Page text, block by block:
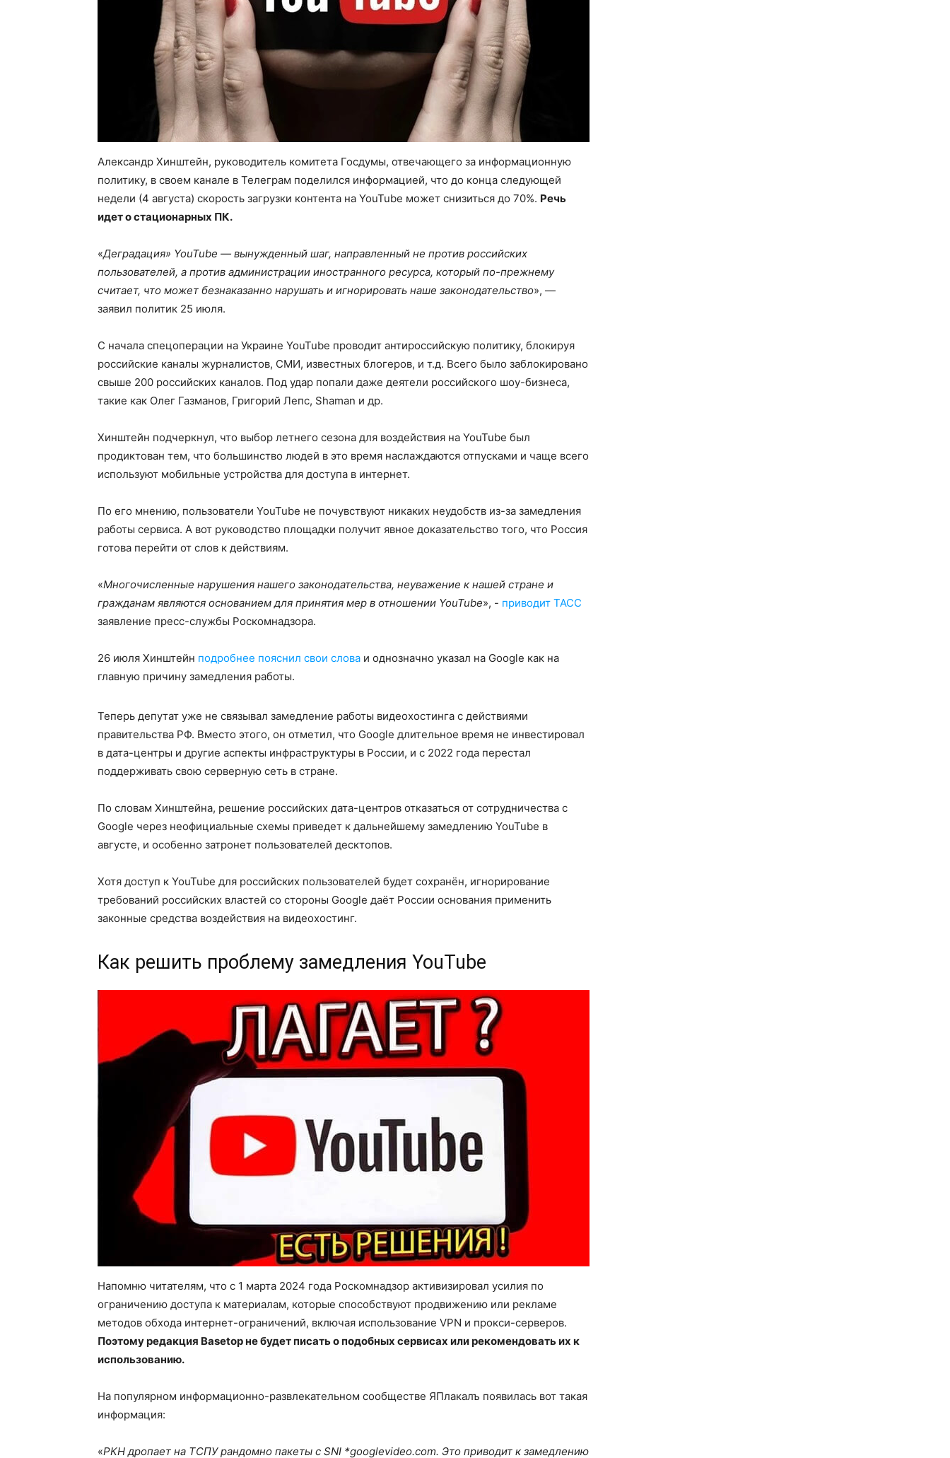
Александр Хинштейн, руководитель комитета Госдумы, отвечающего за информационную
политику, в своем канале в Телеграм поделился информацией, что до конца следующей
недели (4 августа) скорость загрузки контента на YouTube может снизиться до 70%. Речь
идет о стационарных ПК.
«Деградация» YouTube — вынужденный шаг, направленный не против российских
пользователей, а против администрации иностранного ресурса, который по-прежнему
считает, что может безнаказанно нарушать и игнорировать наше законодательство», —
заявил политик 25 июля.
С начала спецоперации на Украине YouTube проводит антироссийскую политику, блокируя
российские каналы журналистов, СМИ, известных блогеров, и т.д. Всего было заблокировано
свыше 200 российских каналов. Под удар попали даже деятели российского шоу-бизнеса,
такие как Олег Газманов, Григорий Лепс, Shaman и др.
Хинштейн подчеркнул, что выбор летнего сезона для воздействия на YouTube был
продиктован тем, что большинство людей в это время наслаждаются отпусками и чаще всего
используют мобильные устройства для доступа в интернет.
По его мнению, пользователи YouTube не почувствуют никаких неудобств из-за замедления
работы сервиса. А вот руководство площадки получит явное доказательство того, что Россия
готова перейти от слов к действиям.
«Многочисленные нарушения нашего законодательства, неуважение к нашей стране и
гражданам являются основанием для принятия мер в отношении YouTube», - приводит ТАСС
заявление пресс-службы Роскомнадзора.
26 июля Хинштейн подробнее пояснил свои слова и однозначно указал на Google как на
главную причину замедления работы.
Теперь депутат уже не связывал замедление работы видеохостинга с действиями
правительства РФ. Вместо этого, он отметил, что Google длительное время не инвестировал
в дата-центры и другие аспекты инфраструктуры в России, и с 2022 года перестал
поддерживать свою серверную сеть в стране.
По словам Хинштейна, решение российских дата-центров отказаться от сотрудничества с
Google через неофициальные схемы приведет к дальнейшему замедлению YouTube в
августе, и особенно затронет пользователей десктопов.
Хотя доступ к YouTube для российских пользователей будет сохранён, игнорирование
требований российских властей со стороны Google даёт России основания применить
законные средства воздействия на видеохостинг.
Как решить проблему замедления YouTube
Напомню читателям, что с 1 марта 2024 года Роскомнадзор активизировал усилия по
ограничению доступа к материалам, которые способствуют продвижению или рекламе
методов обхода интернет-ограничений, включая использование VPN и прокси-серверов.
Поэтому редакция Basetop не будет писать о подобных сервисах или рекомендовать их к
использованию.
На популярном информационно-развлекательном сообществе ЯПлакалъ появилась вот такая
информация:
«РКН дропает на ТСПУ рандомно пакеты с SNI *googlevideo.com. Это приводит к замедлению